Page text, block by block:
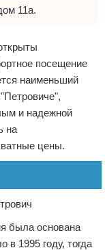
11а.
посещение
наименьший
и надежной
на
цены.
была основана
в 1995 году, тогда